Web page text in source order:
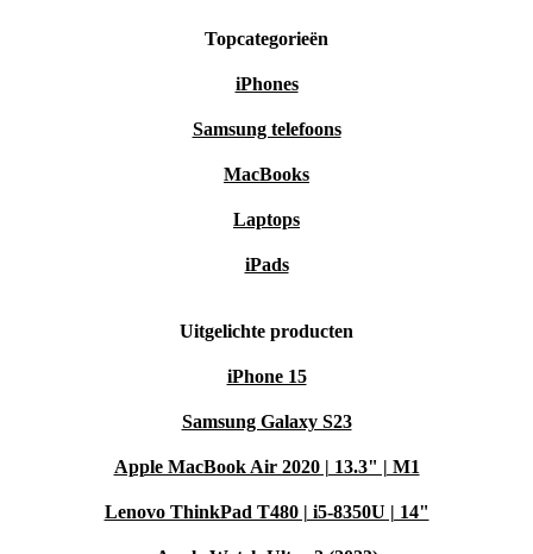
Topcategorieën
iPhones
Samsung telefoons
MacBooks
Laptops
iPads
Uitgelichte producten
iPhone 15
Samsung Galaxy S23
Apple MacBook Air 2020 | 13.3" | M1
Lenovo ThinkPad T480 | i5-8350U | 14"